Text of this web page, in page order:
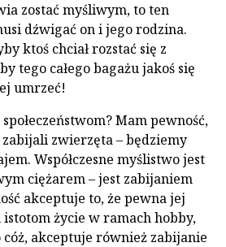
zostać myśliwym, to ten
dźwigać on i jego rodzina.
ktoś chciał rozstać się z
tego całego bagażu jakoś się
umrzeć!
Mam pewność,
zwierzęta – będziemy
Współczesne myślistwo jest
ciężarem – jest zabijaniem
akceptuje to, że pewna jej
życie w ramach hobby,
cóż, akceptuje również zabijanie